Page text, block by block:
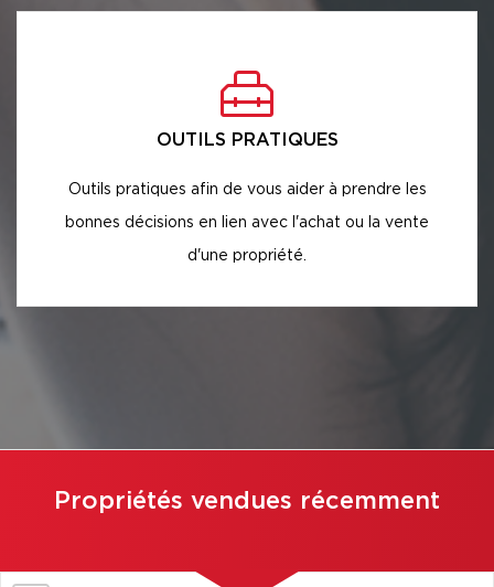
OUTILS PRATIQUES
Outils pratiques afin de vous aider à prendre les
bonnes décisions en lien avec l'achat ou la vente
d'une propriété.
Propriétés vendues récemment